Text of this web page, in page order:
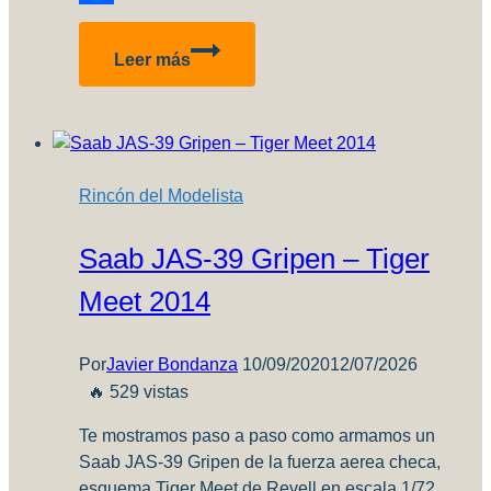
Compartir
Leer más
A-
3-
305
Parte
Rincón del Modelista
Saab JAS-39 Gripen – Tiger
Meet 2014
PorJavier Bondanza 10/09/202012/07/2026
🔥 529 vistas
Te mostramos paso a paso como armamos un
Saab JAS-39 Gripen de la fuerza aerea checa,